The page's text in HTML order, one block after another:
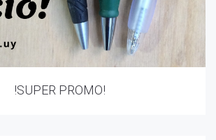
!SUPER PROMO!